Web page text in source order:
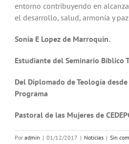
entorno contribuyendo en
el desarrollo, salud, armonía y
Sonia E Lopez de Marroquin.
Estudiante del Seminario Bíblico
Del Diplomado de Teología
Programa
Pastoral de las Mujeres de
Por admin | 01/12/2017 | Noticias | Sin